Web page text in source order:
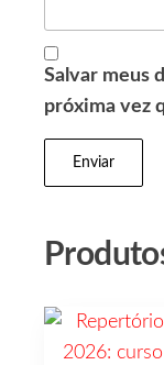
Salvar meus
próxima vez